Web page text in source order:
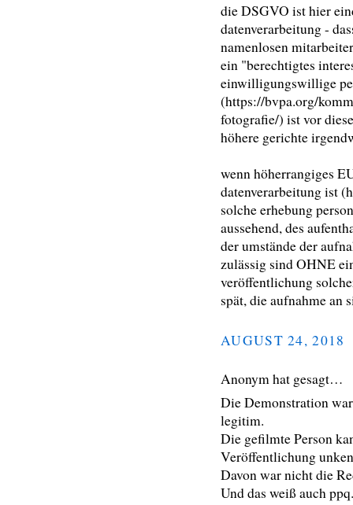
die DSGVO ist hier
datenverarbeitung -
namenlosen
ein "berechtigtes
einwilligungswillige
(https://bvpa.org/
fotografie/) ist vor
höhere gerichte
wenn höherrangiges
datenverarbeitung ist
solche erhebung
aussehend, des
der umstände der
zulässig sind OHNE
veröffentlichung
spät, die aufnahme an
AUGUST 24, 2018
Anonym hat gesagt…
Die Demonstration
legitim.
Die gefilmte Person
Veröffentlichung
Davon war nicht die
Und das weiß auch ppq.